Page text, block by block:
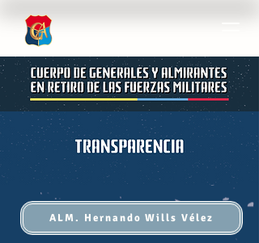
ALM. Hernando Wills Vélez